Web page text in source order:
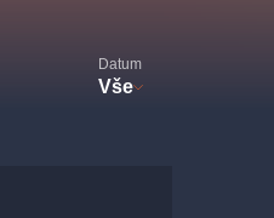
Datum
Vše